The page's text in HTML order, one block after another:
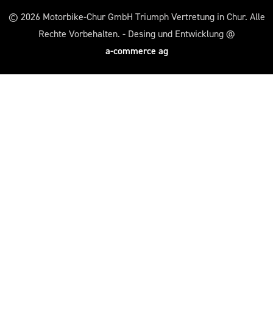
© 2026 Motorbike-Chur GmbH Triumph Vertretung in Chur. Alle
Rechte Vorbehalten. - Desing und Entwicklung @
a-commerce ag